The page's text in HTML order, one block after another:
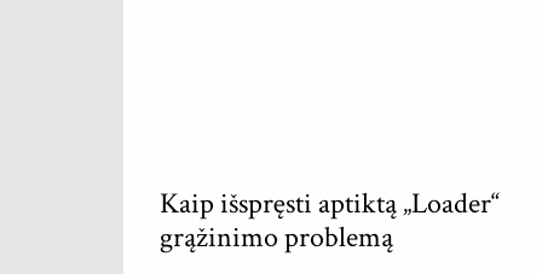
Kaip išspręsti aptiktą „Loader“
grąžinimo problemą